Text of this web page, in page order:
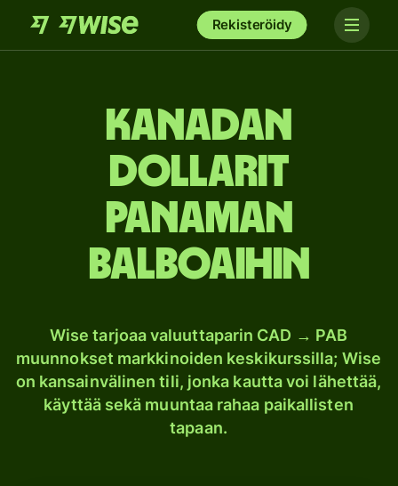
Rekisteröidy
Kanadan
dollarit
Panaman
balboaihin
Wise tarjoaa valuuttaparin CAD → PAB
muunnokset markkinoiden keskikurssilla; Wise
on kansainvälinen tili, jonka kautta voi lähettää,
käyttää sekä muuntaa rahaa paikallisten
tapaan.